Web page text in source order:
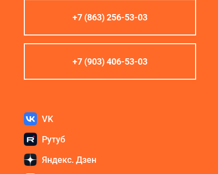
+7 (863) 256-53-03
+7 (903) 406-53-03
VK
Рутуб
Яндекс. Дзен